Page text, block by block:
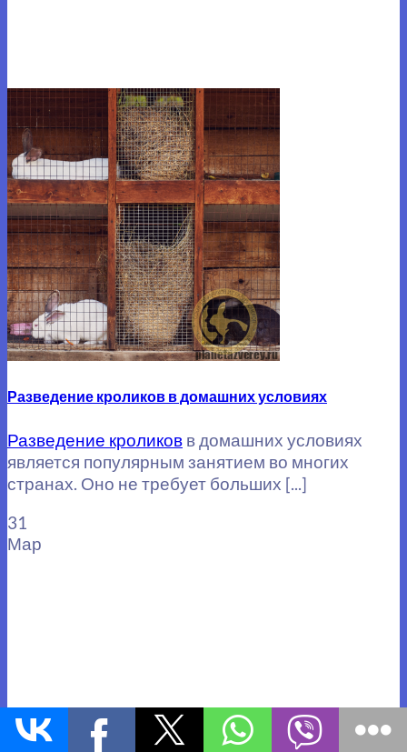
Разведение кроликов в домашних условиях
Разведение кроликов в домашних условиях
является популярным занятием во многих
странах. Оно не требует больших [...]
31
Мар